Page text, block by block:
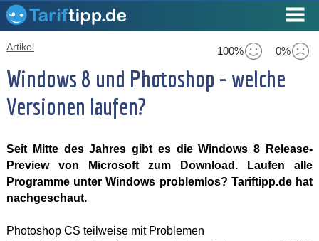
100% 0%
Artikel
Windows 8 und Photoshop - welche
Versionen laufen?
Seit Mitte des Jahres gibt es die Windows 8 Release-
Preview von Microsoft zum Download. Laufen alle
Programme unter Windows problemlos? Tariftipp.de hat
nachgeschaut.
Photoshop CS teilweise mit Problemen